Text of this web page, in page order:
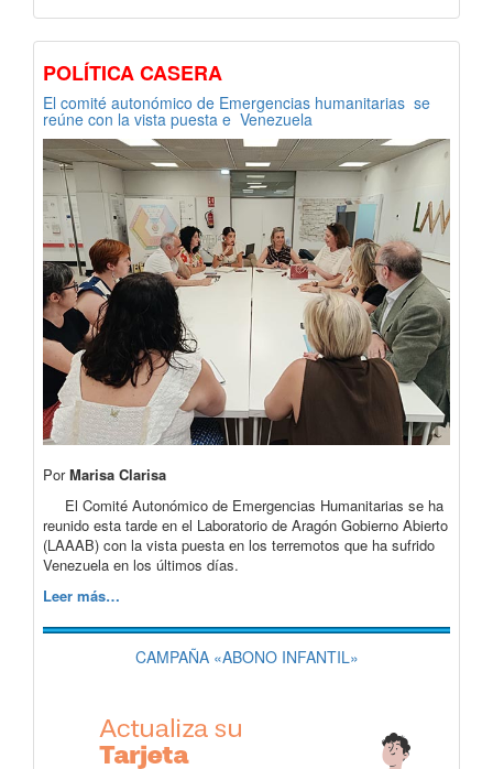
POLÍTICA CASERA
El comité autonómico de Emergencias humanitarias se
reúne con la vista puesta e Venezuela
PorMarisa Clarisa
El Comité Autonómico de Emergencias Humanitarias se ha
reunido esta tarde en el Laboratorio de Aragón Gobierno Abierto
(LAAAB) con la vista puesta en los terremotos que ha sufrido
Venezuela en los últimos días.
Leer más…
CAMPAÑA «ABONO INFANTIL»